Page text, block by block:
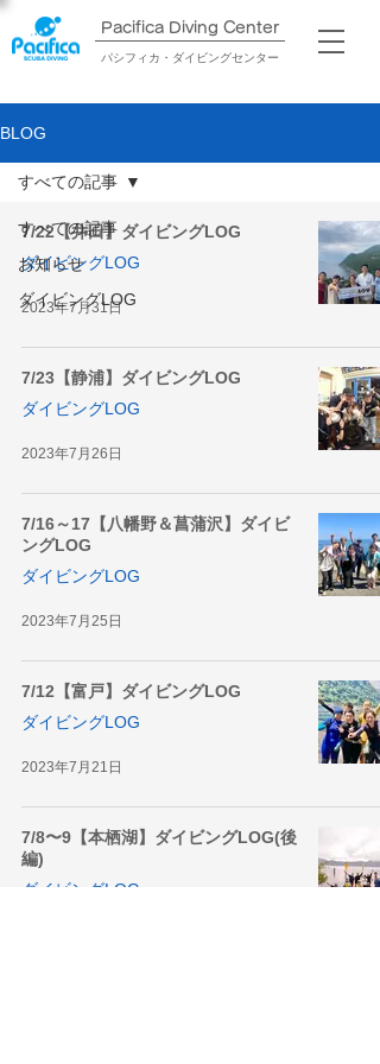
Pacifica Diving Center​
パシフィカ・ダイビングセンター
BLOG
すべての記事
お知らせ
ダイビングLOG
すべての記事
7/22【井田】ダイビングLOG
ダイビングLOG
2023年7月31日
7/23【静浦】ダイビングLOG
ダイビングLOG
2023年7月26日
7/16～17【八幡野＆菖蒲沢】ダイビ
ングLOG
ダイビングLOG
2023年7月25日
7/12【富戸】ダイビングLOG
ダイビングLOG
2023年7月21日
7/8〜9【本栖湖】ダイビングLOG(後
編)
ダイビングLOG